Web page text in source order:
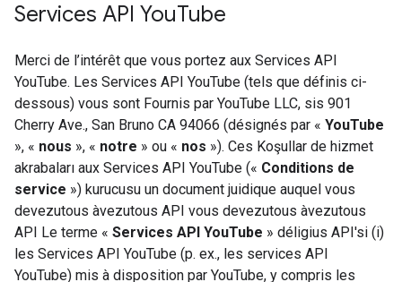
Services API YouTube
Merci de l’intérêt que vous portez aux Services API
YouTube. Les Services API YouTube (tels que définis ci-
dessous) vous sont Fournis par YouTube LLC, sis 901
Cherry Ave., San Bruno CA 94066 (désignés par « YouTube
», « nous », « notre » ou « nos »). Ces Koşullar de hizmet
akrabaları aux Services API YouTube (« Conditions de
service ») kurucusu un document juidique auquel vous
devezutous àvezutous API vous devezutous àvezutous
API Le terme « Services API YouTube » déligius API'si (i)
les Services API YouTube (p. ex., les services API
YouTube) mis à disposition par YouTube, y compris les